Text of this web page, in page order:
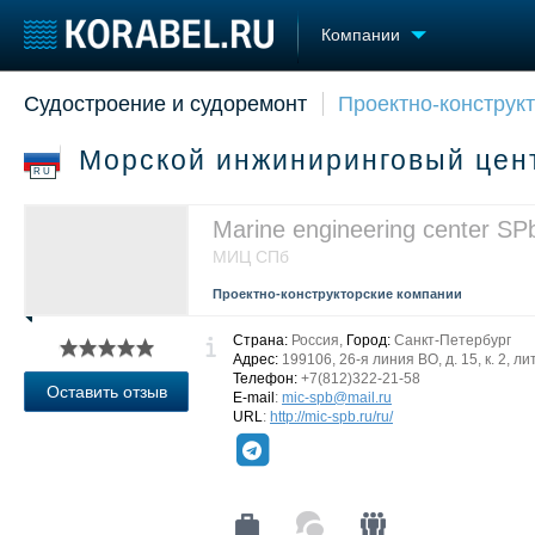
Компании
Судостроение
Новости
Реклама
Торговая площадка
Продажа флота
Изделия
Материалы
Личности
Судостроение и судоремонт Проектно-
RU Морской инжиниринговый
Marine engineering center
МИЦ СПб
Проектно-конструкторские компании
Оставить отзыв
Страна: Россия, Город: Санкт-Петербург
Адрес: 199106, 26-я линия ВО, д. 15, к. 2,
Телефон: +7(812)322-21-58
E-mail : mic-spb@mail.ru
URL: http://mic-spb.ru/ru/